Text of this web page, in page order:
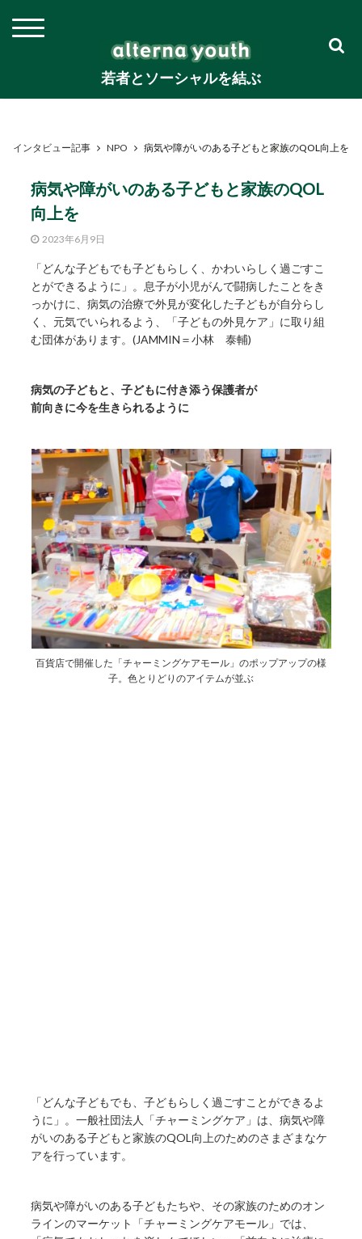
若者とソーシャルを結ぶ
インタビュー記事 NPO 病気や障がいのある子どもと家族のQOL向上を
病気や障がいのある子どもと家族のQOL
向上を
2023年6月9日
「どんな子どもでも子どもらしく、かわいらしく過ごすこ
とができるように」。息子が小児がんで闘病したことをき
っかけに、病気の治療で外見が変化した子どもが自分らし
く、元気でいられるよう、「子どもの外見ケア」に取り組
む団体があります。(JAMMIN＝小林 泰輔)
病気の子どもと、子どもに付き添う保護者が
前向きに今を生きられるように
百貨店で開催した「チャーミングケアモール」のポップアップの様
子。色とりどりのアイテムが並ぶ
「どんな子どもでも、子どもらしく過ごすことができるよ
うに」。一般社団法人「チャーミングケア」は、病気や障
がいのある子どもと家族のQOL向上のためのさまざまなケ
アを行っています。
病気や障がいのある子どもたちや、その家族のためのオン
ラインのマーケット「チャーミングケアモール」では、